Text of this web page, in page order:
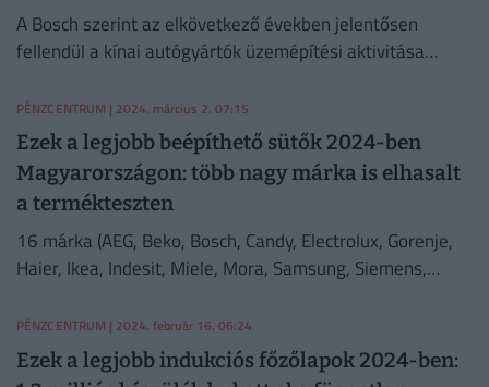
A Bosch szerint az elkövetkező években jelentősen
fellendül a kínai autógyártók üzemépítési aktivitása
PÉNZCENTRUM | 2024. március 2. 07:15
Ezek a legjobb beépíthető sütők 2024-ben
Magyarországon: több nagy márka is elhasalt
a termékteszten
16 márka (AEG, Beko, Bosch, Candy, Electrolux, Gorenje,
Haier, Ikea, Indesit, Miele, Mora, Samsung, Siemens,
hasonlították össze.
PÉNZCENTRUM | 2024. február 16. 06:24
Ezek a legjobb indukciós főzőlapok 2024-ben: